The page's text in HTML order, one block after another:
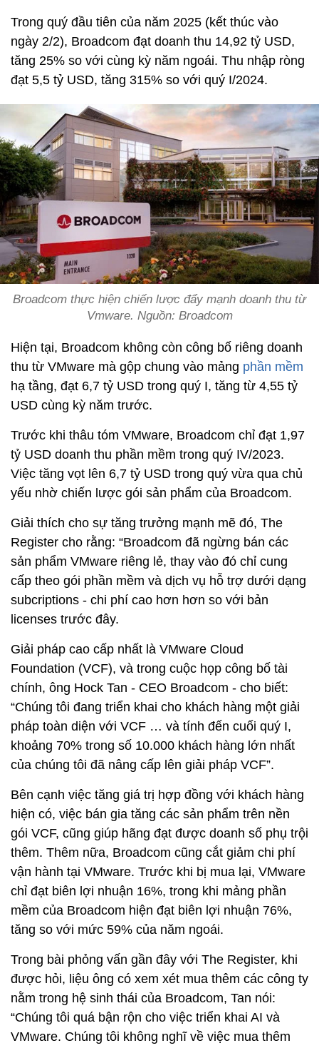
Trong quý đầu tiên của năm 2025 (kết thúc vào
ngày 2/2), Broadcom đạt doanh thu 14,92 tỷ USD,
tăng 25% so với cùng kỳ năm ngoái. Thu nhập ròng
đạt 5,5 tỷ USD, tăng 315% so với quý I/2024.
Broadcom thực hiện chiến lược đẩy mạnh doanh thu từ
Vmware. Nguồn: Broadcom
Hiện tại, Broadcom không còn công bố riêng doanh
thu từ VMware mà gộp chung vào mảng phần mềm
hạ tầng, đạt 6,7 tỷ USD trong quý I, tăng từ 4,55 tỷ
USD cùng kỳ năm trước.
Trước khi thâu tóm VMware, Broadcom chỉ đạt 1,97
tỷ USD doanh thu phần mềm trong quý IV/2023.
Việc tăng vọt lên 6,7 tỷ USD trong quý vừa qua chủ
yếu nhờ chiến lược gói sản phẩm của Broadcom.
Giải thích cho sự tăng trưởng mạnh mẽ đó, The
Register cho rằng: “Broadcom đã ngừng bán các
sản phẩm VMware riêng lẻ, thay vào đó chỉ cung
cấp theo gói phần mềm và dịch vụ hỗ trợ dưới dạng
subcriptions - chi phí cao hơn hơn so với bản
licenses trước đây.
Giải pháp cao cấp nhất là VMware Cloud
Foundation (VCF), và trong cuộc họp công bố tài
chính, ông Hock Tan - CEO Broadcom - cho biết:
“Chúng tôi đang triển khai cho khách hàng một giải
pháp toàn diện với VCF … và tính đến cuối quý I,
khoảng 70% trong số 10.000 khách hàng lớn nhất
của chúng tôi đã nâng cấp lên giải pháp VCF”.
Bên cạnh việc tăng giá trị hợp đồng với khách hàng
hiện có, việc bán gia tăng các sản phẩm trên nền
gói VCF, cũng giúp hãng đạt được doanh số phụ trội
thêm. Thêm nữa, Broadcom cũng cắt giảm chi phí
vận hành tại VMware. Trước khi bị mua lại, VMware
chỉ đạt biên lợi nhuận 16%, trong khi mảng phần
mềm của Broadcom hiện đạt biên lợi nhuận 76%,
tăng so với mức 59% của năm ngoái.
Trong bài phỏng vấn gần đây với The Register, khi
được hỏi, liệu ông có xem xét mua thêm các công ty
nằm trong hệ sinh thái của Broadcom, Tan nói:
“Chúng tôi quá bận rộn cho việc triển khai AI và
VMware. Chúng tôi không nghĩ về việc mua thêm